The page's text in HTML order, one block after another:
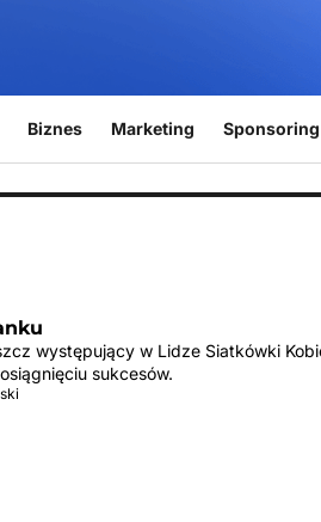
Biznes Marketing Sponsoring
występujący w Lidze Siatkówki
sukcesów.